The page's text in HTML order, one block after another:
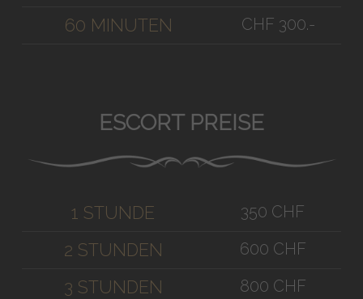
60 MINUTEN CHF 300.-
ESCORT PREISE
1 STUNDE 350 CHF
2 STUNDEN 600 CHF
3 STUNDEN 800 CHF